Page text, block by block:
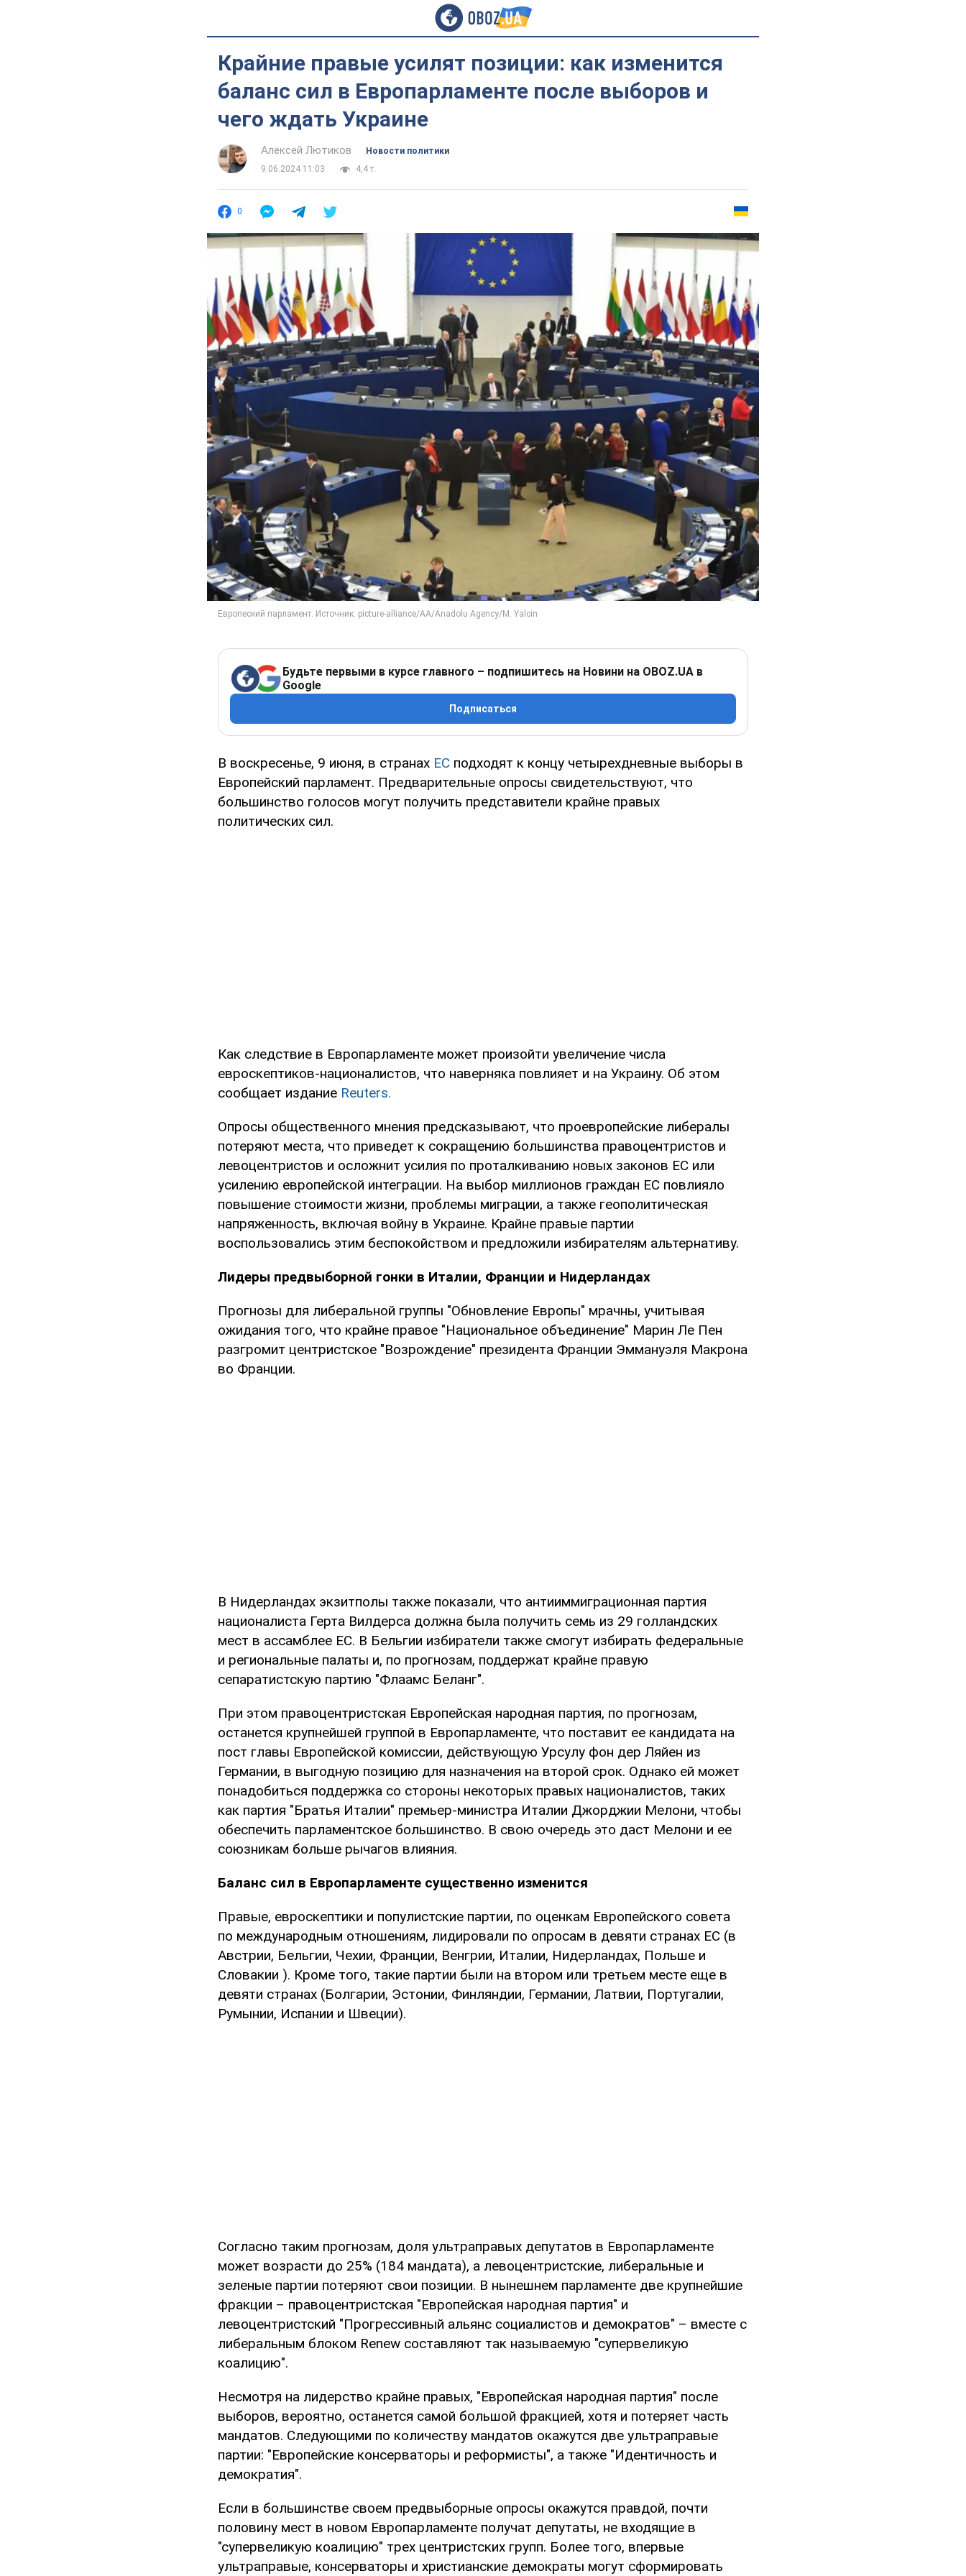
Крайние правые усилят позиции: как изменится
баланс сил в Европарламенте после выборов и
чего ждать Украине
Алексей Лютиков
Новости политики
9.06.2024 11:03
4,4 т.
0
Будьте первыми в курсе главного – подпишитесь на Новини на OBOZ.UA в
Google
Подписаться
В воскресенье, 9 июня, в странах ЕС подходят к концу четырехдневные выборы в
Европейский парламент. Предварительные опросы свидетельствуют, что
большинство голосов могут получить представители крайне правых
политических сил.
Как следствие в Европарламенте может произойти увеличение числа
евроскептиков-националистов, что наверняка повлияет и на Украину. Об этом
сообщает издание Reuters.
Опросы общественного мнения предсказывают, что проевропейские либералы
потеряют места, что приведет к сокращению большинства правоцентристов и
левоцентристов и осложнит усилия по проталкиванию новых законов ЕС или
усилению европейской интеграции. На выбор миллионов граждан ЕС повлияло
повышение стоимости жизни, проблемы миграции, а также геополитическая
напряженность, включая войну в Украине. Крайне правые партии
воспользовались этим беспокойством и предложили избирателям альтернативу.
Лидеры предвыборной гонки в Италии, Франции и Нидерландах
Прогнозы для либеральной группы "Обновление Европы" мрачны, учитывая
ожидания того, что крайне правое "Национальное объединение" Марин Ле Пен
разгромит центристское "Возрождение" президента Франции Эммануэля Макрона
во Франции.
В Нидерландах экзитполы также показали, что антииммиграционная партия
националиста Герта Вилдерса должна была получить семь из 29 голландских
мест в ассамблее ЕС. В Бельгии избиратели также смогут избирать федеральные
и региональные палаты и, по прогнозам, поддержат крайне правую
сепаратистскую партию "Флаамс Беланг".
При этом правоцентристская Европейская народная партия, по прогнозам,
останется крупнейшей группой в Европарламенте, что поставит ее кандидата на
пост главы Европейской комиссии, действующую Урсулу фон дер Ляйен из
Германии, в выгодную позицию для назначения на второй срок. Однако ей может
понадобиться поддержка со стороны некоторых правых националистов, таких
как партия "Братья Италии" премьер-министра Италии Джорджии Мелони, чтобы
обеспечить парламентское большинство. В свою очередь это даст Мелони и ее
союзникам больше рычагов влияния.
Баланс сил в Европарламенте существенно изменится
Правые, евроскептики и популистские партии, по оценкам Европейского совета
по международным отношениям, лидировали по опросам в девяти странах ЕС (в
Австрии, Бельгии, Чехии, Франции, Венгрии, Италии, Нидерландах, Польше и
Словакии ). Кроме того, такие партии были на втором или третьем месте еще в
девяти странах (Болгарии, Эстонии, Финляндии, Германии, Латвии, Португалии,
Румынии, Испании и Швеции).
Согласно таким прогнозам, доля ультраправых депутатов в Европарламенте
может возрасти до 25% (184 мандата), а левоцентристские, либеральные и
зеленые партии потеряют свои позиции. В нынешнем парламенте две крупнейшие
фракции – правоцентристская "Европейская народная партия" и
левоцентристский "Прогрессивный альянс социалистов и демократов" – вместе с
либеральным блоком Renew составляют так называемую "супервеликую
коалицию".
Несмотря на лидерство крайне правых, "Европейская народная партия" после
выборов, вероятно, останется самой большой фракцией, хотя и потеряет часть
мандатов. Следующими по количеству мандатов окажутся две ультраправые
партии: "Европейские консерваторы и реформисты", а также "Идентичность и
демократия".
Если в большинстве своем предвыборные опросы окажутся правдой, почти
половину мест в новом Европарламенте получат депутаты, не входящие в
"супервеликую коалицию" трех центристских групп. Более того, впервые
ультраправые, консерваторы и христианские демократы могут сформировать